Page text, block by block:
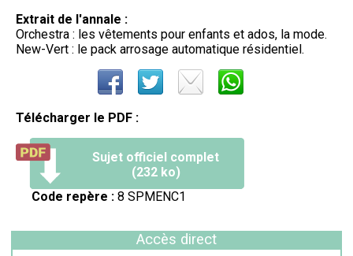
Extrait de l'annale :
Orchestra : les vêtements pour enfants et ados, la mode.
New-Vert : le pack arrosage automatique résidentiel.
Télécharger le PDF :
Sujet officiel complet
(232 ko)
Code repère : 8 SPMENC1
Accès direct